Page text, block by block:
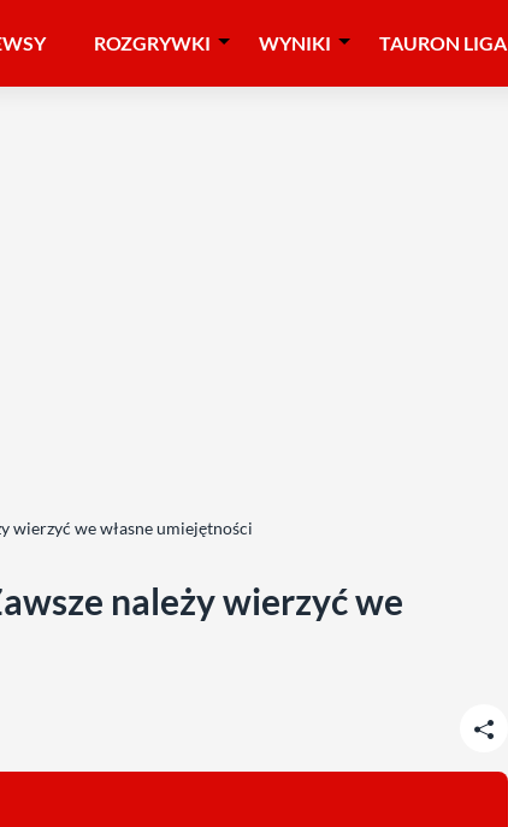
ROZGRYWKI WYNIKI TAURON LIGA
wierzyć we własne umiejętności
należy wierzyć we